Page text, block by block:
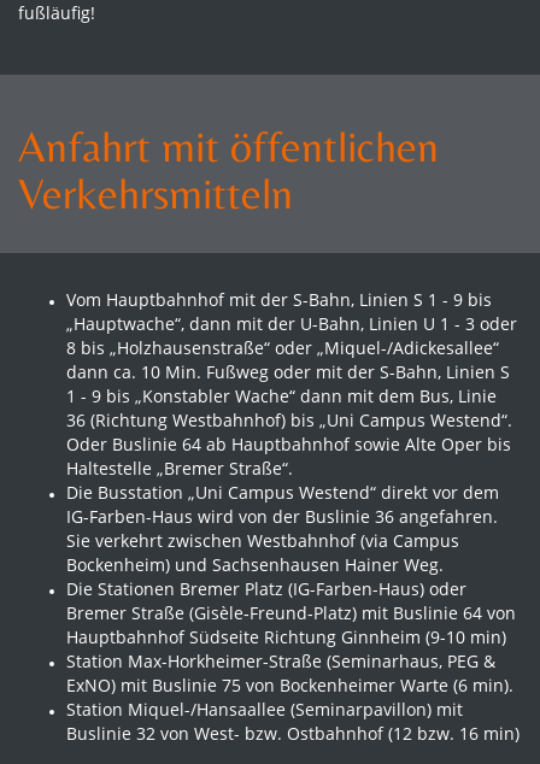
fußläufig!
Anfahrt mit öffentlichen
Verkehrsmitteln
Vom Hauptbahnhof mit der S-Bahn, Linien S 1 - 9 bis
„Hauptwache“, dann mit der U-Bahn, Linien U 1 - 3 oder
8 bis „Holzhausenstraße“ oder „Miquel-/Adickesallee“
dann ca. 10 Min. Fußweg oder mit der S-Bahn, Linien S
1 - 9 bis „Konstabler Wache“ dann mit dem Bus, Linie
36 (Richtung Westbahnhof) bis „Uni Campus Westend“.
Oder Buslinie 64 ab Hauptbahnhof sowie Alte Oper bis
Haltestelle „Bremer Straße“.
Die Busstation „Uni Campus Westend“ direkt vor dem
IG-Farben-Haus wird von der Buslinie 36 angefahren.
Sie verkehrt zwischen Westbahnhof (via Campus
Bockenheim) und Sachsenhausen Hainer Weg.
Die Stationen Bremer Platz (IG-Farben-Haus) oder
Bremer Straße (Gisèle‐Freund‐Platz) mit Buslinie 64 von
Hauptbahnhof Südseite Richtung Ginnheim (9-10 min)
Station Max-Horkheimer-Straße (Seminarhaus, PEG &
ExNO) mit Buslinie 75 von Bockenheimer Warte (6 min).
Station Miquel-/Hansaallee (Seminarpavillon) mit
Buslinie 32 von West- bzw. Ostbahnhof (12 bzw. 16 min)